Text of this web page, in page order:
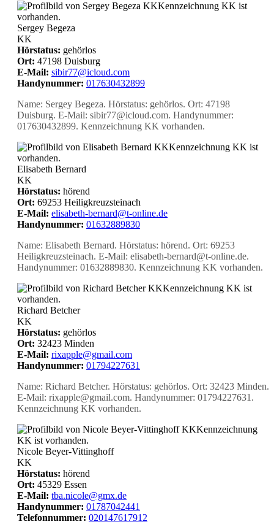
KKKennzeichnung KK ist
vorhanden.
Sergey Begeza
KK
Hörstatus: gehörlos
Ort: 47198 Duisburg
E-Mail: sibir77@icloud.com
Handynummer: 017630432899
Name: Sergey Begeza. Hörstatus: gehörlos. Ort: 47198
Duisburg. E-Mail: sibir77@icloud.com. Handynummer:
017630432899. Kennzeichnung KK vorhanden.
KKKennzeichnung KK ist
vorhanden.
Elisabeth Bernard
KK
Hörstatus: hörend
Ort: 69253 Heiligkreuzsteinach
E-Mail: elisabeth-bernard@t-online.de
Handynummer: 01632889830
Name: Elisabeth Bernard. Hörstatus: hörend. Ort: 69253
Heiligkreuzsteinach. E-Mail: elisabeth-bernard@t-online.de.
Handynummer: 01632889830. Kennzeichnung KK vorhanden.
KKKennzeichnung KK ist
vorhanden.
Richard Betcher
KK
Hörstatus: gehörlos
Ort: 32423 Minden
E-Mail: rixapple@gmail.com
Handynummer: 01794227631
Name: Richard Betcher. Hörstatus: gehörlos. Ort: 32423 Minden.
E-Mail: rixapple@gmail.com. Handynummer: 01794227631.
Kennzeichnung KK vorhanden.
KKKennzeichnung
KK ist vorhanden.
Nicole Beyer-Vittinghoff
KK
Hörstatus: hörend
Ort: 45329 Essen
E-Mail: tba.nicole@gmx.de
Handynummer: 01787042441
Telefonnummer: 020147617912